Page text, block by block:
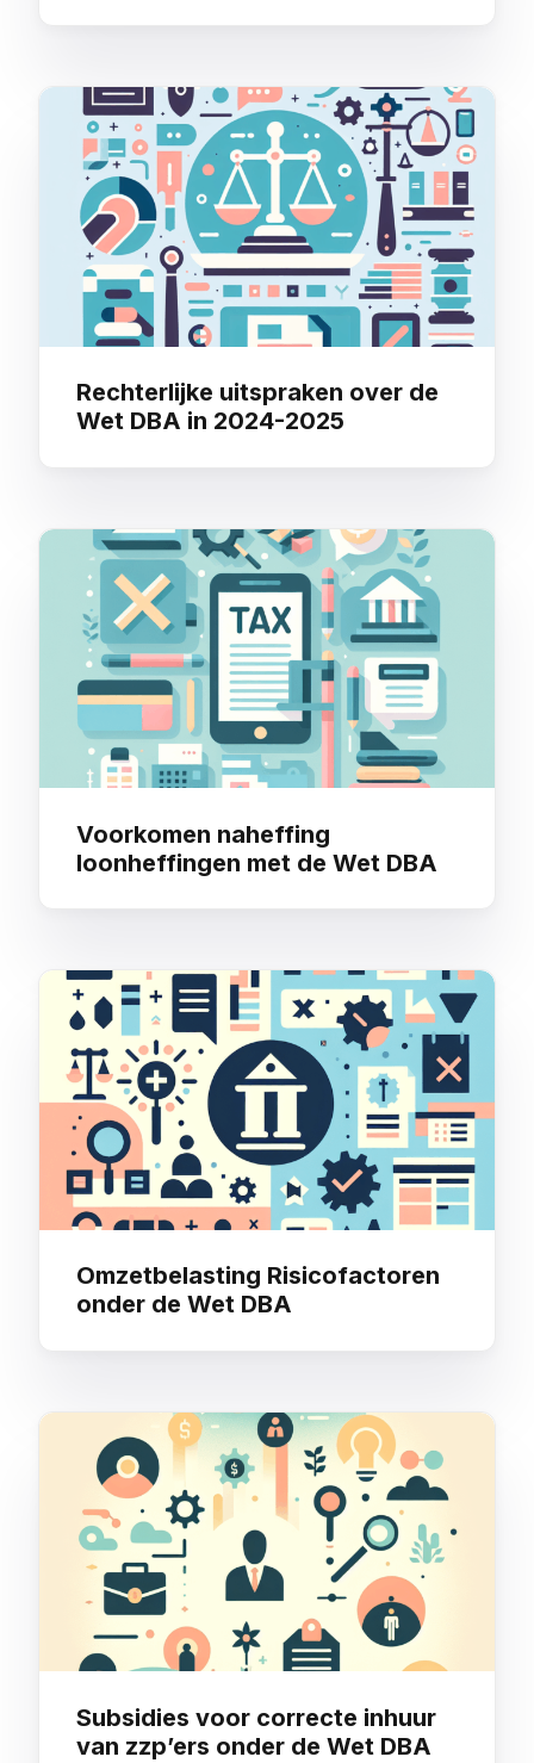
Rechterlijke uitspraken over de
Wet DBA in 2024-2025
Voorkomen naheffing
loonheffingen met de Wet DBA
Omzetbelasting Risicofactoren
onder de Wet DBA
Subsidies voor correcte inhuur
van zzp’ers onder de Wet DBA